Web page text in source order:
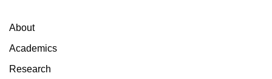
About
Academics
Research